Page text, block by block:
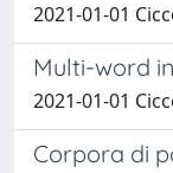
2021-01-01
Multi-word
2021-01-01
Corpora di